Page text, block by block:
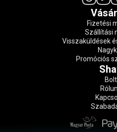
Bolt
Fizetési
Szállítási
Visszaküldések
Promóciós